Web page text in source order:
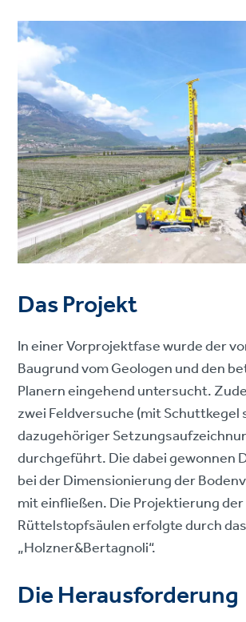
Das Projekt
In einer Vorprojektfase wurde der
Baugrund vom Geologen und den
Planern eingehend untersucht.
zwei Feldversuche (mit Schuttkegel
dazugehöriger
durchgeführt. Die dabei gewonnen
bei der Dimensionierung der
mit einfließen. Die Projektierung der
Rüttelstopfsäulen erfolgte durch
„Holzner&Bertagnoli“.
Die Herausforderung